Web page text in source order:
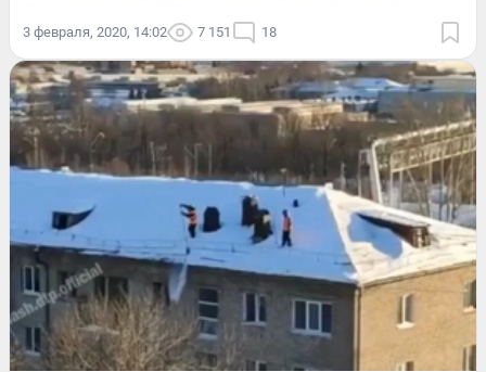
3 февраля, 2020, 14:02 7 151 18